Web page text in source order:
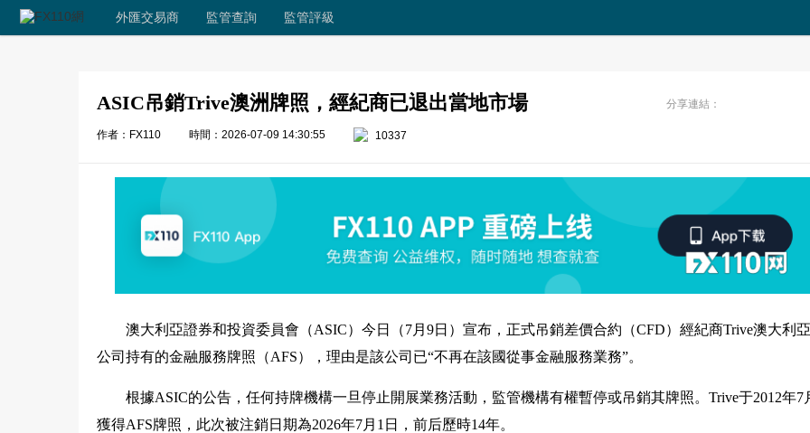
外匯交易商 監管查詢 監管評級
ASIC吊銷Trive澳洲牌照，經紀商已退出當地市場 分享連結：
作者：FX110 時間：2026-07-09 14:30:55 10337
澳大利亞證券和投資委員會（ASIC）今日（7月9日）宣布，正式吊銷差價合約（CFD）經紀商Trive澳大利
公司持有的金融服務牌照（AFS），理由是該公司已“不再在該國從事金融服務業務”。
根據ASIC的公告，任何持牌機構一旦停止開展業務活動，監管機構有權暫停或吊銷其牌照。Trive于2012年7
獲得AFS牌照，此次被注銷日期為2026年7月1日，前后歷時14年。